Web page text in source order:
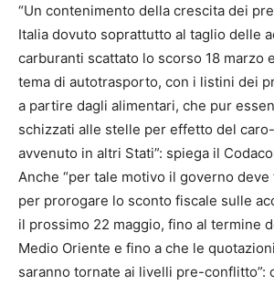
“Un contenimento della crescita dei
Italia dovuto soprattutto al taglio delle
carburanti scattato lo scorso 18 marzo
tema di autotrasporto, con i listini dei
a partire dagli alimentari, che pur
schizzati alle stelle per effetto del
avvenuto in altri Stati”: spiega il
Anche “per tale motivo il governo
per prorogare lo sconto fiscale sulle
il prossimo 22 maggio, fino al termine
Medio Oriente e fino a che le
saranno tornate ai livelli pre-conflitto”: